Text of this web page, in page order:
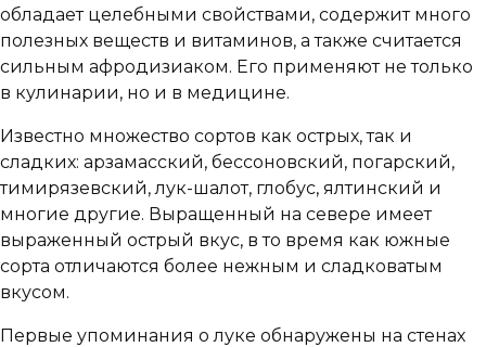
обладает целебными свойствами, содержит много
полезных веществ и витаминов, а также считается
сильным афродизиаком. Его применяют не только
в кулинарии, но и в медицине.
Известно множество сортов как острых, так и
сладких: арзамасский, бессоновский, погарский,
тимирязевский, лук-шалот, глобус, ялтинский и
многие другие. Выращенный на севере имеет
выраженный острый вкус, в то время как южные
сорта отличаются более нежным и сладковатым
вкусом.
Первые упоминания о луке обнаружены на стенах